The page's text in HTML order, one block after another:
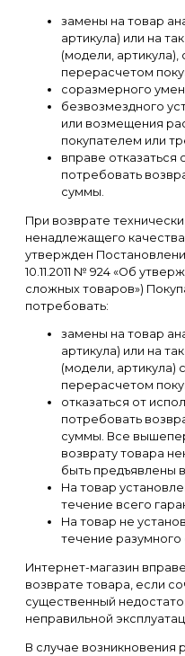
замены на товар
артикула) или на
(модели,
перерасчетом
соразмерного
безвозмездного
или возмещения
покупателем или
вправе отказаться
потребовать
суммы.
При возврате
ненадлежащего
утвержден
10.11.2011 № 924 «Об
сложных товаров»)
потребовать:
замены на товар
артикула) или на
(модели, артикула)
перерасчетом
отказаться от
потребовать
суммы. Все
возврату товара
быть предъявлены
На товар
течение всего
На товар не
течение разумного
Интернет-магазин
возврате товара, если
существенный
неправильной
В случае возникновения